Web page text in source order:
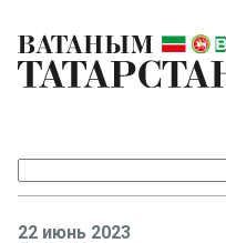
22 июнь 2023